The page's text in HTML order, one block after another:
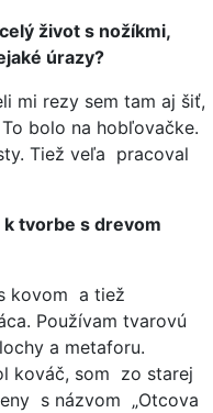
život s nožíkmi,
úrazy?
mi rezy sem tam aj šiť,
bolo na hobľovačke.
Tiež veľa pracoval
k tvorbe s drevom
kovom a tiež
Používam tvarovú
a metaforu.
kováč, som zo starej
s názvom „Otcova